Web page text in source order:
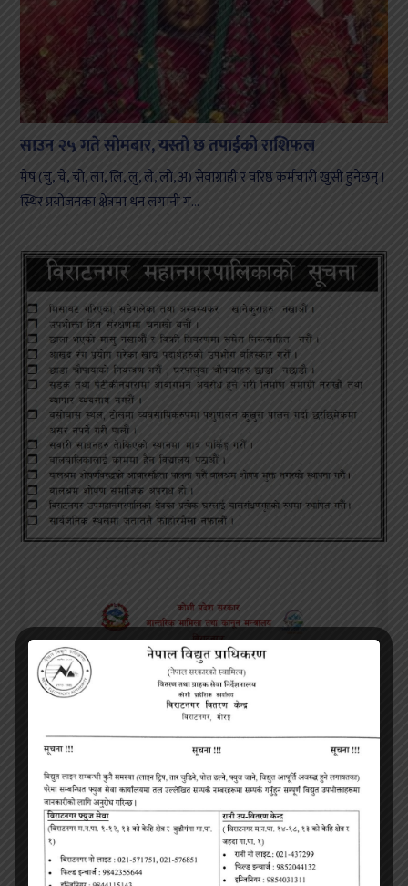
साउन २५ गते सोमबार, यस्तो छ तपाईको राशिफल
मेष (चु, चे, चो, ला, लि, लु, ले, लो, अ) सेवाग्राही र वरिष्ठ कर्मचारी खुसी हुनेछन् ।
स्थिर प्रयोजनका क्षेत्रमा धन लगानी ग...